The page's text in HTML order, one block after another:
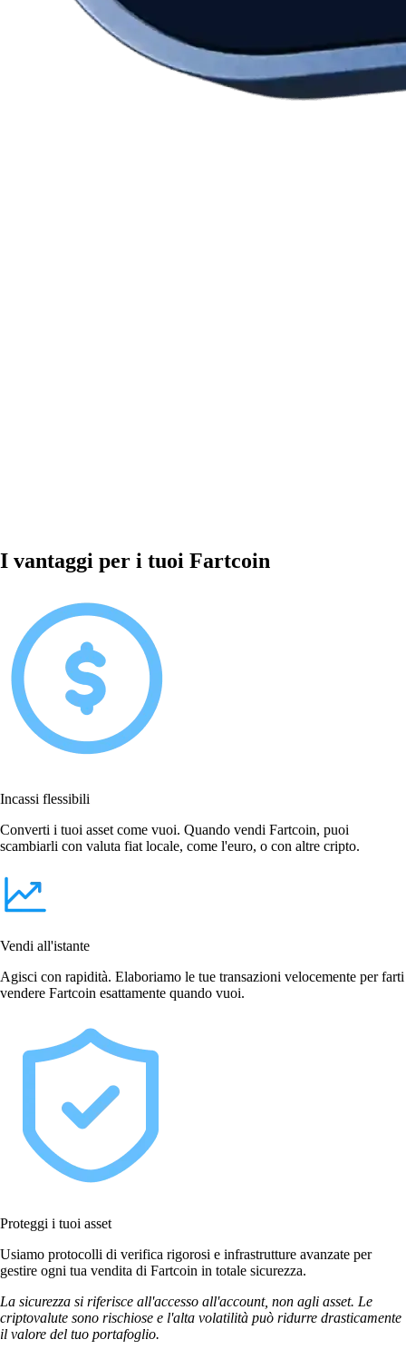
I vantaggi per i tuoi Fartcoin
Incassi flessibili
Converti i tuoi asset come vuoi. Quando vendi Fartcoin, puoi
scambiarli con valuta fiat locale, come l'euro, o con altre cripto.
Vendi all'istante
Agisci con rapidità. Elaboriamo le tue transazioni velocemente per farti
vendere Fartcoin esattamente quando vuoi.
Proteggi i tuoi asset
Usiamo protocolli di verifica rigorosi e infrastrutture avanzate per
gestire ogni tua vendita di Fartcoin in totale sicurezza.
La sicurezza si riferisce all'accesso all'account, non agli asset. Le
criptovalute sono rischiose e l'alta volatilità può ridurre drasticamente
il valore del tuo portafoglio.